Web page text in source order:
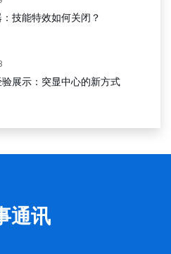
技能特效如何关闭？
展示：突显中心的新方式
通讯